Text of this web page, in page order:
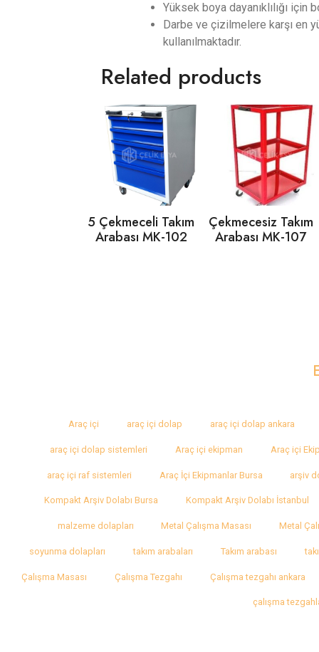
Yüksek boya dayanıklılığı
Darbe ve çizilmelere karşı en
kullanılmaktadır.
Related products
5 Çekmeceli Takım
Arabası MK-102
Çekmecesiz Takım
Arabası MK-107
Araç içi araç içi dolap araç içi dolap ankara
araç içi dolap sistemleri Araç içi ekipman Araç içi
araç içi raf sistemleri Araç İçi Ekipmanlar Bursa arşiv
Kompakt Arşiv Dolabı Bursa Kompakt Arşiv Dolabı İstanbul
malzeme dolapları Metal Çalışma Masası Metal
soyunma dolapları takım arabaları Takım arabası
Çalışma Masası Çalışma Tezgahı Çalışma tezgahı ankara
çalışma